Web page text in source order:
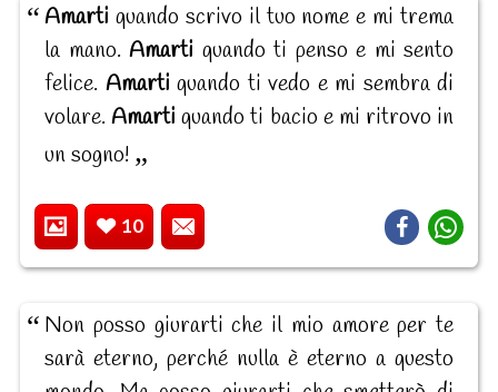
Amarti quando scrivo il tuo nome e mi trema
la mano. Amarti quando ti penso e mi sento
felice. Amarti quando ti vedo e mi sembra di
volare.Amarti quando ti bacio e mi ritrovo in
un sogno!
10
Non posso giurarti che il mio amore per te
sarà eterno, perché nulla è eterno a questo